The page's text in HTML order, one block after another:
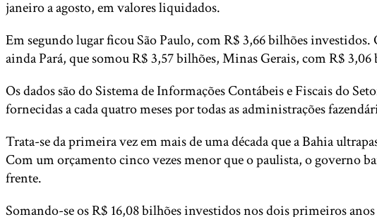
janeiro a agosto, em valores liquidados.
Em segundo lugar ficou São Paulo, com R$ 3,66 bilhões
ainda Pará, que somou R$ 3,57 bilhões, Minas Gerais, com R$
Os dados são do Sistema de Informações Contábeis e Fiscais do
fornecidas a cada quatro meses por todas as administrações
Trata-se da primeira vez em mais de uma década que a Bahia
Com um orçamento cinco vezes menor que o paulista, o governo
frente.
Somando-se os R$ 16,08 bilhões investidos nos dois primeiros